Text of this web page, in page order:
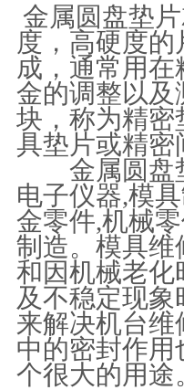
金属圆盘垫
度，高硬度
成，通常用
金的调整以及
块，称为精密
具垫片或精密
金属圆盘
电子仪器,模
金零件,机械
制造。模具维
和因机械老化
及不稳定现象
来解决机台维
中的密封作用
个很大的用途